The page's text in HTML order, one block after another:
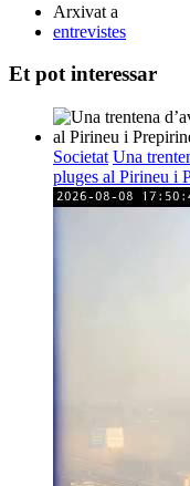
Arxivat a
entrevistes
Et pot interessar
Societat Una
pluges al Pirineu i